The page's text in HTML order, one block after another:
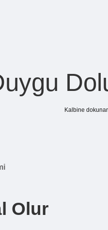
Kalbine
Olur